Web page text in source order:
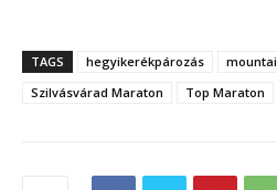
TAGS hegyikerékpározás
Szilvásvárad Maraton
Top Maraton